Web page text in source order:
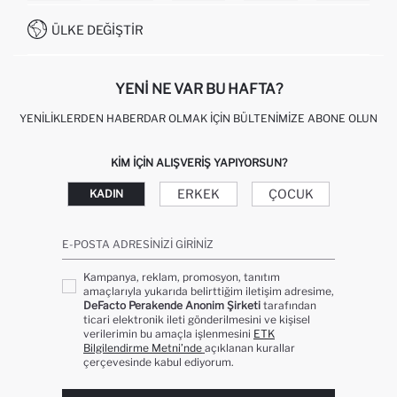
İŞLEM REHBERI
KAMPANYALAR
0850 333 22 86
ÜLKE DEĞIŞTIR
YENI NE VAR BU HAFTA?
YENILIKLERDEN HABERDAR OLMAK İÇIN BÜLTENIMIZE ABONE OLUN
KIM IÇIN ALIŞVERIŞ YAPIYORSUN?
KADIN ERKEK ÇOCUK
E-POSTA ADRESINIZI GIRINIZ
Kampanya, reklam, promosyon, tanıtım
amaçlarıyla yukarıda belirttiğim iletişim adresime,
DeFacto Perakende Anonim Şirketi tarafından
ticari elektronik ileti gönderilmesini ve kişisel
verilerimin bu amaçla işlenmesini ETK
Bilgilendirme Metni’nde açıklanan kurallar
çerçevesinde kabul ediyorum.